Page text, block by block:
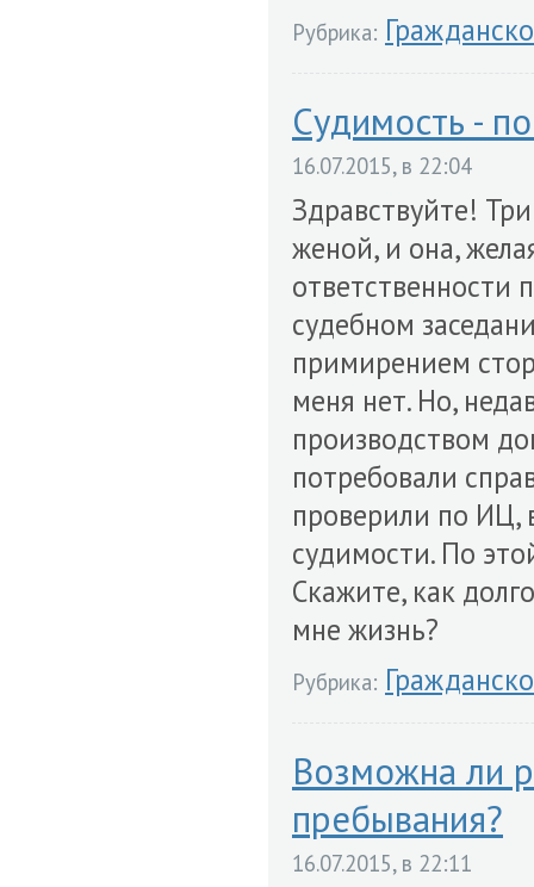
Рубрика:
Судимость -
16.07.2015, в 22:04
Здравствуйте!
женой, и она,
ответственности
судебном
примирением
меня нет. Но,
производством
потребовали
проверили по ИЦ,
судимости. По
Скажите, как
мне жизнь?
Рубрика:
Возможна ли
пребывания?
16.07.2015, в 22:11